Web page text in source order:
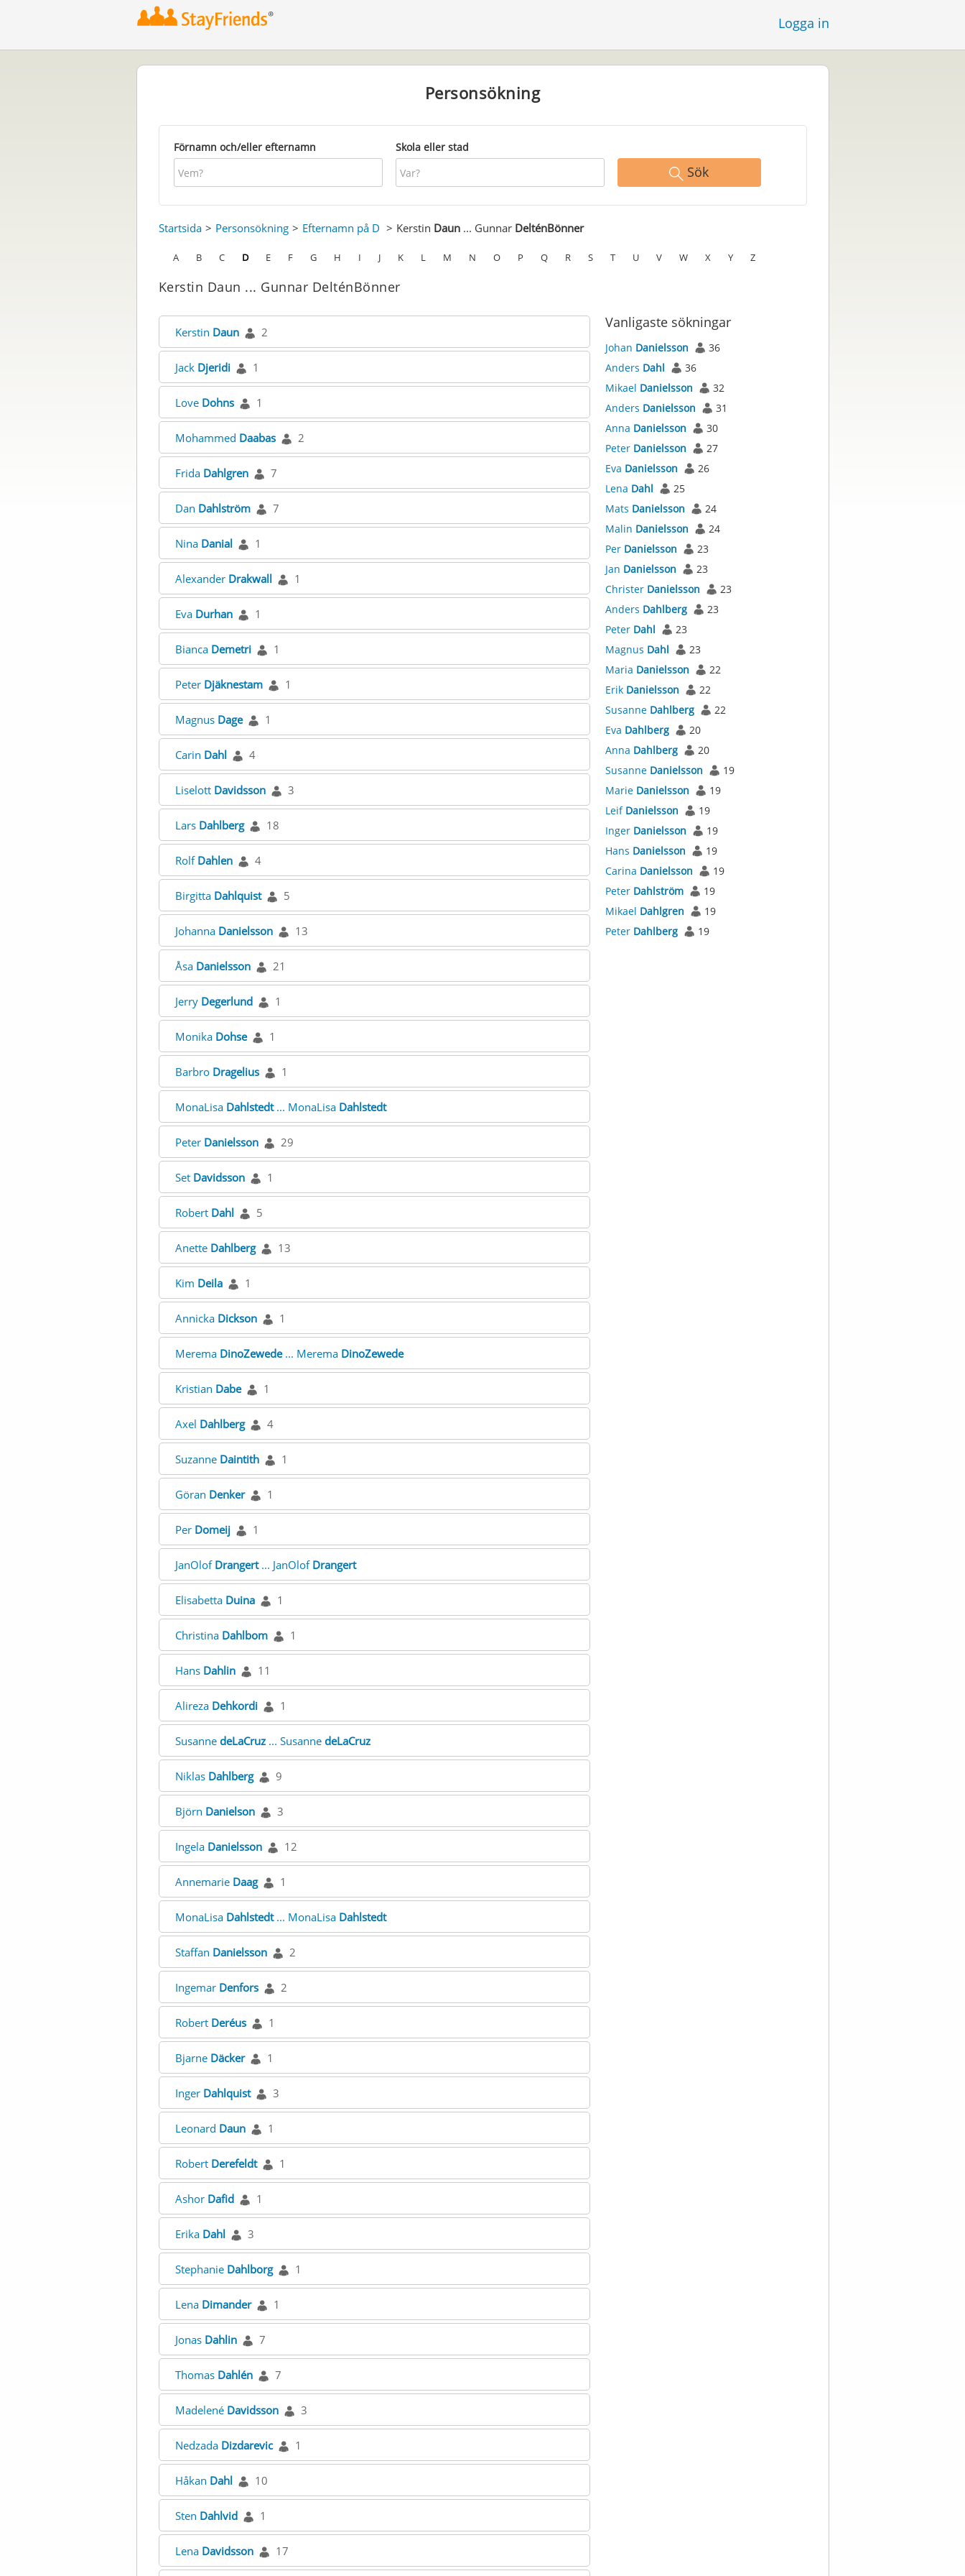
Logga in
Personsökning
Förnamn och/eller efternamn Skola eller stad
Sök
Startsida Personsökning Efternamn på D Kerstin Daun... Gunnar DelténBönner
A B C D E F G H I J K L M N O P Q R S T U V W X Y Z
Kerstin Daun ... Gunnar DelténBönner
Kerstin Daun 2
Jack Djeridi 1
Love Dohns 1
Mohammed Daabas 2
Frida Dahlgren 7
Dan Dahlström 7
Nina Danial 1
Alexander Drakwall 1
Eva Durhan 1
Bianca Demetri 1
Peter Djäknestam 1
Magnus Dage 1
Carin Dahl 4
Liselott Davidsson 3
Lars Dahlberg 18
Rolf Dahlen 4
Birgitta Dahlquist 5
Johanna Danielsson 13
Åsa Danielsson 21
Jerry Degerlund 1
Monika Dohse 1
Barbro Dragelius 1
MonaLisa Dahlstedt... MonaLisa Dahlstedt
Peter Danielsson 29
Set Davidsson 1
Robert Dahl 5
Anette Dahlberg 13
Kim Deila 1
Annicka Dickson 1
Merema DinoZewede... Merema DinoZewede
Kristian Dabe 1
Axel Dahlberg 4
Suzanne Daintith 1
Göran Denker 1
Per Domeij 1
JanOlof Drangert... JanOlof Drangert
Elisabetta Duina 1
Christina Dahlbom 1
Hans Dahlin 11
Alireza Dehkordi 1
Susanne deLaCruz... Susanne deLaCruz
Niklas Dahlberg 9
Björn Danielson 3
Ingela Danielsson 12
Annemarie Daag 1
MonaLisa Dahlstedt... MonaLisa Dahlstedt
Staffan Danielsson 2
Ingemar Denfors 2
Robert Deréus 1
Bjarne Däcker 1
Inger Dahlquist 3
Leonard Daun 1
Robert Derefeldt 1
Ashor Dafid 1
Erika Dahl 3
Stephanie Dahlborg 1
Lena Dimander 1
Jonas Dahlin 7
Thomas Dahlén 7
Madelené Davidsson 3
Nedzada Dizdarevic 1
Håkan Dahl 10
Sten Dahlvid 1
Lena Davidsson 17
Vanligaste sökningar
Johan Danielsson
36
Anders Dahl
36
Mikael Danielsson
32
Anders Danielsson
31
Anna Danielsson
30
Peter Danielsson
27
Eva Danielsson
26
Lena Dahl
25
Mats Danielsson
24
Malin Danielsson
24
Per Danielsson
23
Jan Danielsson
23
Christer Danielsson
23
Anders Dahlberg
23
Peter Dahl
23
Magnus Dahl
23
Maria Danielsson
22
Erik Danielsson
22
Susanne Dahlberg
22
Eva Dahlberg
20
Anna Dahlberg
20
Susanne Danielsson
19
Marie Danielsson
19
Leif Danielsson
19
Inger Danielsson
19
Hans Danielsson
19
Carina Danielsson
19
Peter Dahlström
19
Mikael Dahlgren
19
Peter Dahlberg 19